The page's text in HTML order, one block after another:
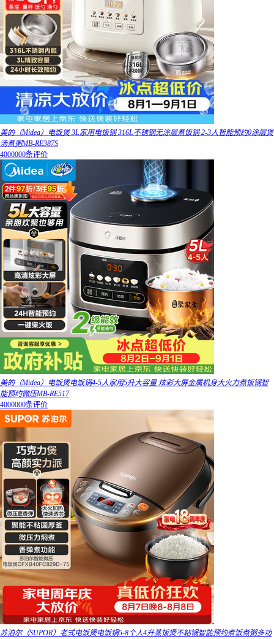
美的（Midea）电饭煲 3L家用电饭锅 316L不锈钢无涂层煮饭锅 2-3人智能预约0涂层煲
汤煮粥MB-RE387S
4000000条评价
美的（Midea）电饭煲电饭锅4-5人家用5升大容量 炫彩大屏金属机身大火力煮饭锅智
能预约微压MB-RE517
4000000条评价
苏泊尔（SUPOR）老式电饭煲电饭锅5-8个人4升蒸饭煲不粘锅智能预约煮饭煮粥多功